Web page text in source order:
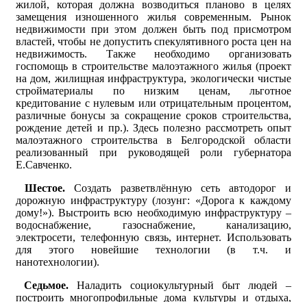
жилой, которая должна возводиться планово в целях
замещения изношенного жилья современным. Рынок
недвижимости при этом должен быть под присмотром
властей, чтобы не допустить спекулятивного роста цен на
недвижимость. Также необходимо организовать
госпомощь в строительстве малоэтажного жилья (проект
на дом, жилищная инфраструктура, экологически чистые
стройматериалы по низким ценам, льготное
кредитование с нулевым или отрицательным процентом,
различные бонусы за сокращение сроков строительства,
рождение детей и пр.). Здесь полезно рассмотреть опыт
малоэтажного строительства в Белгородской области
реализованный при руководящей роли губернатора
Е.Савченко.
Шестое. Создать разветвлённую сеть автодорог и
дорожную инфраструктуру (лозунг: «Дорога к каждому
дому!»). Выстроить всю необходимую инфраструктуру –
водоснабжение, газоснабжение, канализацию,
электросети, телефонную связь, интернет. Использовать
для этого новейшие технологии (в т.ч. и
нанотехнологии).
Седьмое. Наладить социокультурный быт людей –
построить многопрофильные дома культуры и отдыха,